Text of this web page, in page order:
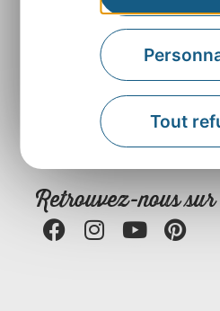
Tout
Agence Départementale
Retrouvez-nous sur